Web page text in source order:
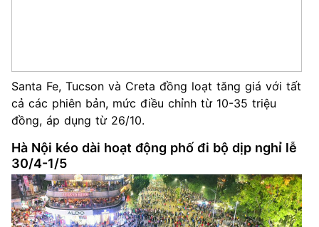
Santa Fe, Tucson và Creta đồng loạt tăng giá với tất
cả các phiên bản, mức điều chỉnh từ 10-35 triệu
đồng, áp dụng từ 26/10.
Hà Nội kéo dài hoạt động phố đi bộ dịp nghỉ lễ
30/4-1/5